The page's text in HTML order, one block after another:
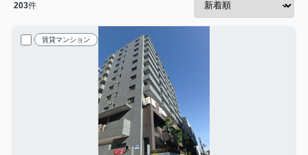
203件
賃貸マンション